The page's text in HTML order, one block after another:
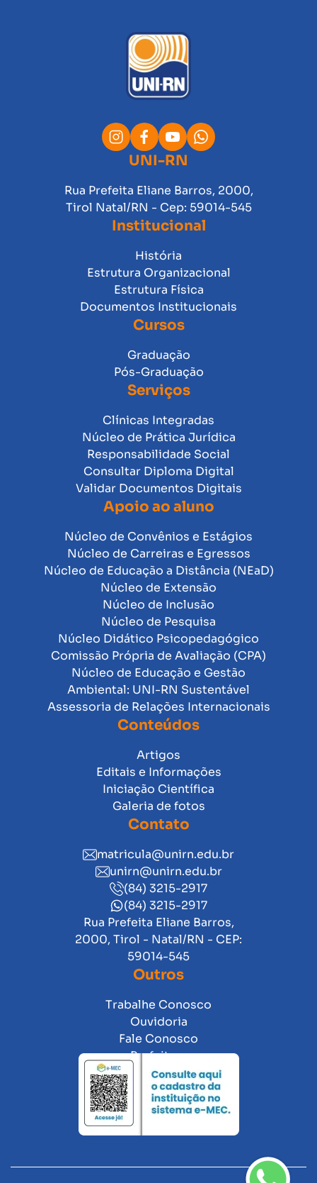
UNI-RN
Rua Prefeita Eliane Barros, 2000,
Tirol Natal/RN - Cep: 59014-545
Institucional
História
Estrutura Organizacional
Estrutura Física
Documentos Institucionais
Cursos
Graduação
Pós-Graduação
Serviços
Clínicas Integradas
Núcleo de Prática Jurídica
Responsabilidade Social
Consultar Diploma Digital
Validar Documentos Digitais
Apoio ao aluno
Núcleo de Convênios e Estágios
Núcleo de Carreiras e Egressos
Núcleo de Educação a Distância (NEaD)
Núcleo de Extensão
Núcleo de Inclusão
Núcleo de Pesquisa
Núcleo Didático Psicopedagógico
Comissão Própria de Avaliação (CPA)
Núcleo de Educação e Gestão
Ambiental: UNI-RN Sustentável
Assessoria de Relações Internacionais
Conteúdos
Artigos
Editais e Informações
Iniciação Científica
Galeria de fotos
Contato
matricula@unirn.edu.br
unirn@unirn.edu.br
(84) 3215-2917
(84) 3215-2917
Rua Prefeita Eliane Barros,
2000, Tirol - Natal/RN - CEP:
59014-545
Outros
Trabalhe Conosco
Ouvidoria
Fale Conosco
Prefeitura